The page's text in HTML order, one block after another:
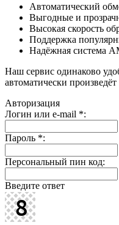
Автоматический
Выгодные и
Высокая скорость
Поддержка
Надёжная система
Наш сервис одинаково
автоматически
Авторизация
Логин или e-mail *:
Пароль *:
Персональный пин код:
Введите ответ